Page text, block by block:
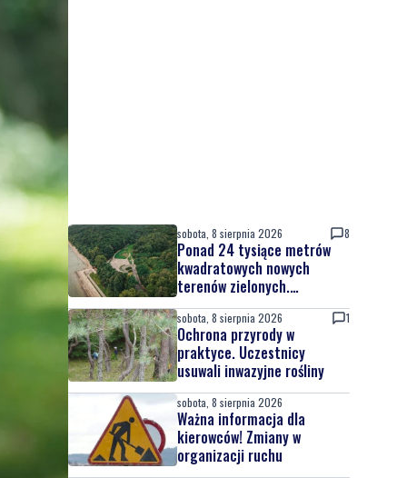
sobota, 8 sierpnia 2026 8
Ponad 24 tysiące metrów
kwadratowych nowych
terenów zielonych.
Powstanie nowa przestrzeń
do wypoczynku
sobota, 8 sierpnia 2026 1
Ochrona przyrody w
praktyce. Uczestnicy
usuwali inwazyjne rośliny
sobota, 8 sierpnia 2026
Ważna informacja dla
kierowców! Zmiany w
organizacji ruchu